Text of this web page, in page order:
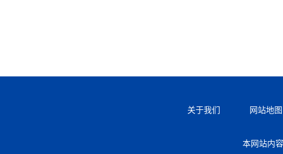
关于我们 网站地图
本网站内